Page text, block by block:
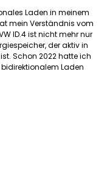
Laden in meinem
mein Verständnis vom
ID.4 ist nicht mehr nur
der aktiv in
Schon 2022 hatte ich
Laden